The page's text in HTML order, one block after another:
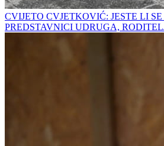
CVIJETO CVJETKOVIĆ: JESTE LI
PREDSTAVNICI UDRUGA,